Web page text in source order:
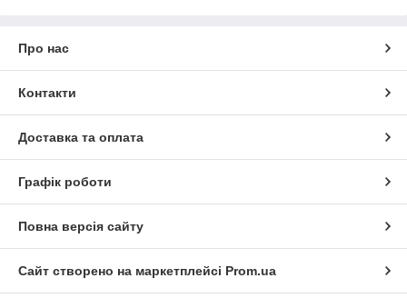
Про нас
Контакти
Доставка та оплата
Графік роботи
Повна версія сайту
Сайт створено на маркетплейсі Prom.ua